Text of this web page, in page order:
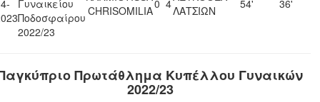
Γυναικείου
Ποδοσφαίρου
2022/23
CHRISOMILIA0 4ΛΑΤΣΙΩΝ
54' 36'
Πρωτάθλημα Κυπέλλου Γυναικών
2022/23